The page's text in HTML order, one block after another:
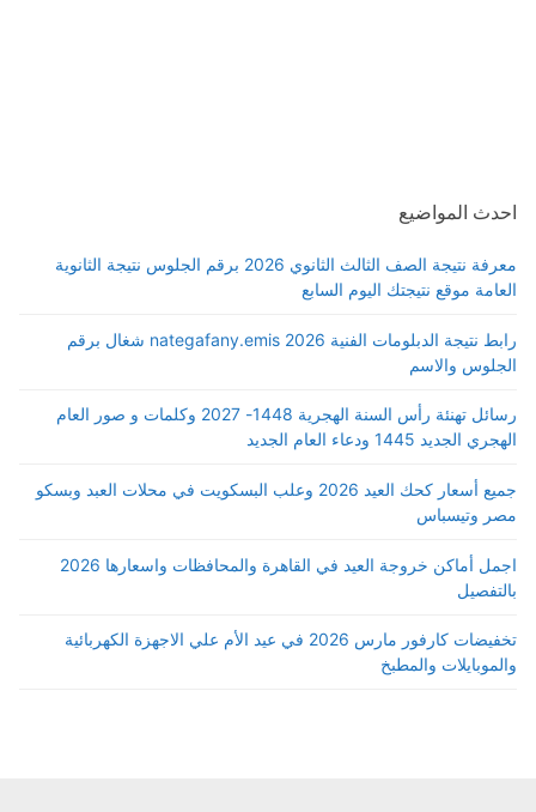
احدث المواضيع
معرفة نتيجة الصف الثالث الثانوي 2026 برقم الجلوس نتيجة الثانوية
العامة موقع نتيجتك اليوم السابع
رابط نتيجة الدبلومات الفنية 2026 nategafany.emis شغال برقم
الجلوس والاسم
رسائل تهنئة رأس السنة الهجرية 1448- 2027 وكلمات و صور العام
الهجري الجديد 1445 ودعاء العام الجديد
جميع أسعار كحك العيد 2026 وعلب البسكويت في محلات العبد وبسكو
مصر وتيسباس
اجمل أماكن خروجة العيد في القاهرة والمحافظات واسعارها 2026
بالتفصيل
تخفيضات كارفور مارس 2026 في عيد الأم علي الاجهزة الكهربائية
والموبايلات والمطبخ